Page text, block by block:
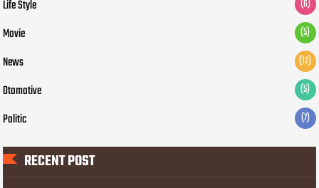
Life Style (6)
Movie (5)
News (12)
Otomotive (5)
Politic (7)
RECENT POST